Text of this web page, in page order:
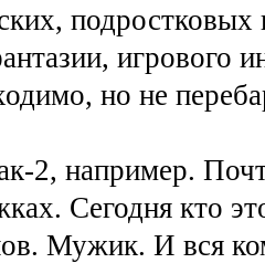
игрового
но не
2, например.
Сегодня кто
Мужик. И вся